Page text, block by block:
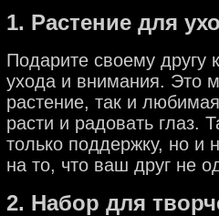
1. Растение для
Подарите своему другу
ухода и внимания. Это
растение, так и
расти и радовать глаз.
только поддержку, но и
на то, что ваш друг не
2. Набор для